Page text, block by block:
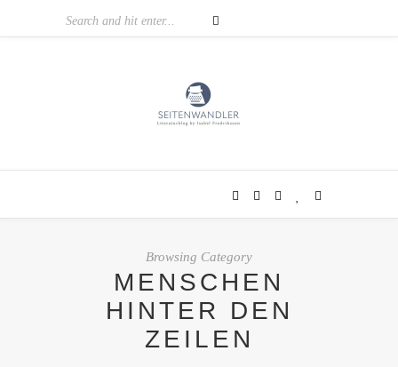
Browsing Category
MENSCHEN
HINTER DEN
ZEILEN